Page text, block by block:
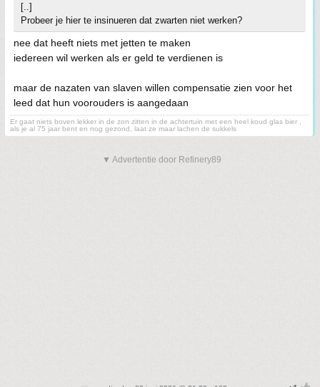
[..]
Probeer je hier te insinueren dat zwarten niet werken?
nee dat heeft niets met jetten te maken
iedereen wil werken als er geld te verdienen is
maar de nazaten van slaven willen compensatie zien voor het
leed dat hun voorouders is aangedaan
Er gaat niets boven lekker in de zon zitten in de achtertuin met een heel koud glas bier ,
als je al 75 jaar bent en nog gezond, laat ze maar lachen de sukkels
▼ Advertentie door Refinery89